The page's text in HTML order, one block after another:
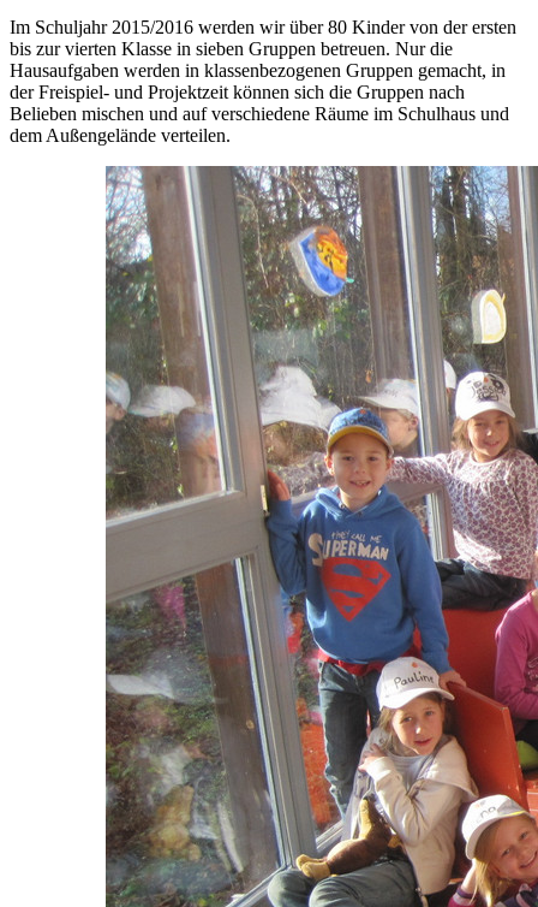
Im Schuljahr 2015/2016 werden wir über 80 Kinder von der ersten
bis zur vierten Klasse in sieben Gruppen betreuen. Nur die
Hausaufgaben werden in klassenbezogenen Gruppen gemacht, in
der Freispiel- und Projektzeit können sich die Gruppen nach
Belieben mischen und auf verschiedene Räume im Schulhaus und
dem Außengelände verteilen.